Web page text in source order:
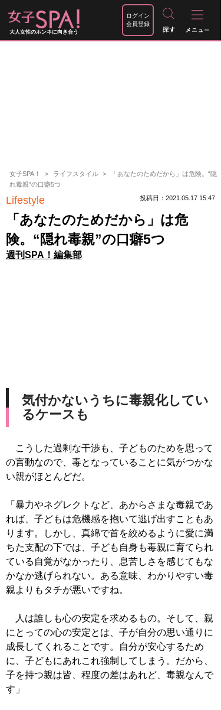
大人女性のホンネに向き合う
ログイン
会員登録
女子SPA！ ライフスタイル
「あなたのためだから」は危険。“隠
れ毒親”の口癖5つ
Lifestyle 投稿日：2021.05.17 15:47
「あなたのためだから」は危
険。“隠れ毒親”の口癖5つ
週刊SPA！編集部
気付かないうちに毒親化してい
るケースも
こうした過剰な干渉も、子どものためを思って
の言動なので、毒となっていることに気がつかな
い親がほとんどだ。
「暴力やネグレクトなど、あからさまな毒親であ
れば、子どもは危機感を抱いて逃げ出すこともあ
ります。しかし、真綿で首を絞めるように愛に満
ちた支配の下では、子ども自身も毒親に育てられ
ている自覚がなかったり、息苦しさを感じてもな
かなか逃げられない。ある意味、わかりやすい毒
親よりもタチが悪いですね。
人は誰しも心の安定を求めるもの。そして、親
にとっての心の安定とは、子が自分の思い通りに
成長してくれることです。自分が安心するため
に、子どもにあれこれ強制してしまう。だから、
子を持つ親は皆、程度の差はあれど、毒親なんで
す」